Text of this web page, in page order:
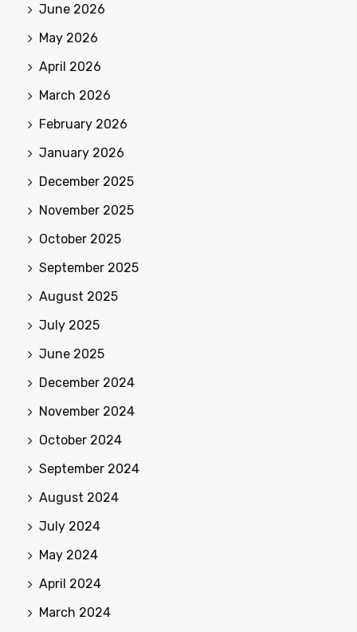
June 2026
May 2026
April 2026
March 2026
February 2026
January 2026
December 2025
November 2025
October 2025
September 2025
August 2025
July 2025
June 2025
December 2024
November 2024
October 2024
September 2024
August 2024
July 2024
May 2024
April 2024
March 2024